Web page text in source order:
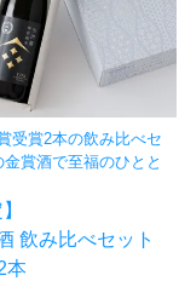
受賞2本の飲み比べセ
金賞酒で至福のひとと
飲み比べセット
本